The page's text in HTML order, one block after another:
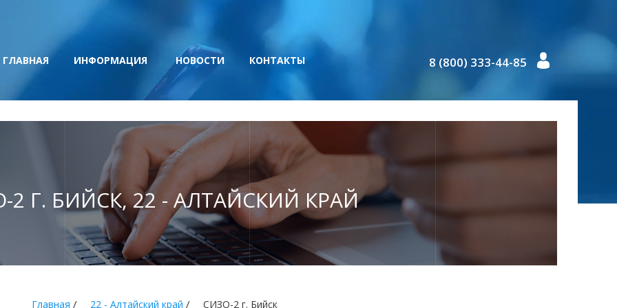
ГЛАВНАЯ ИНФОРМАЦИЯ НОВОСТИ КОНТАКТЫ 8 (800) 333-44-85
2 Г. БИЙСК, 22 - АЛТАЙСКИЙ КРАЙ
Главная / 22 - Алтайский край / СИЗО-2 г. Бийск